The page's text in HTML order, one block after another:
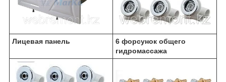
Лицевая панель
6 форсунок общего
гидромассажа